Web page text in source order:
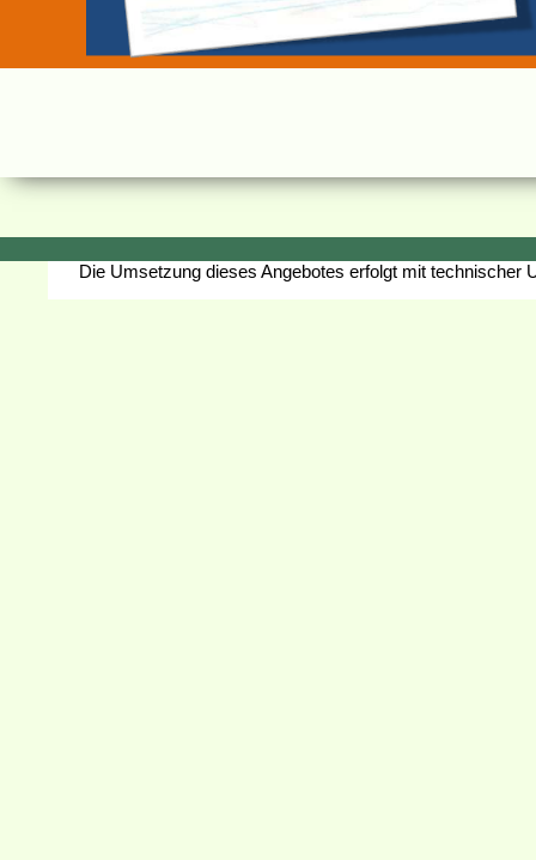
Die Umsetzung dieses Angebotes erfolgt mit technischer